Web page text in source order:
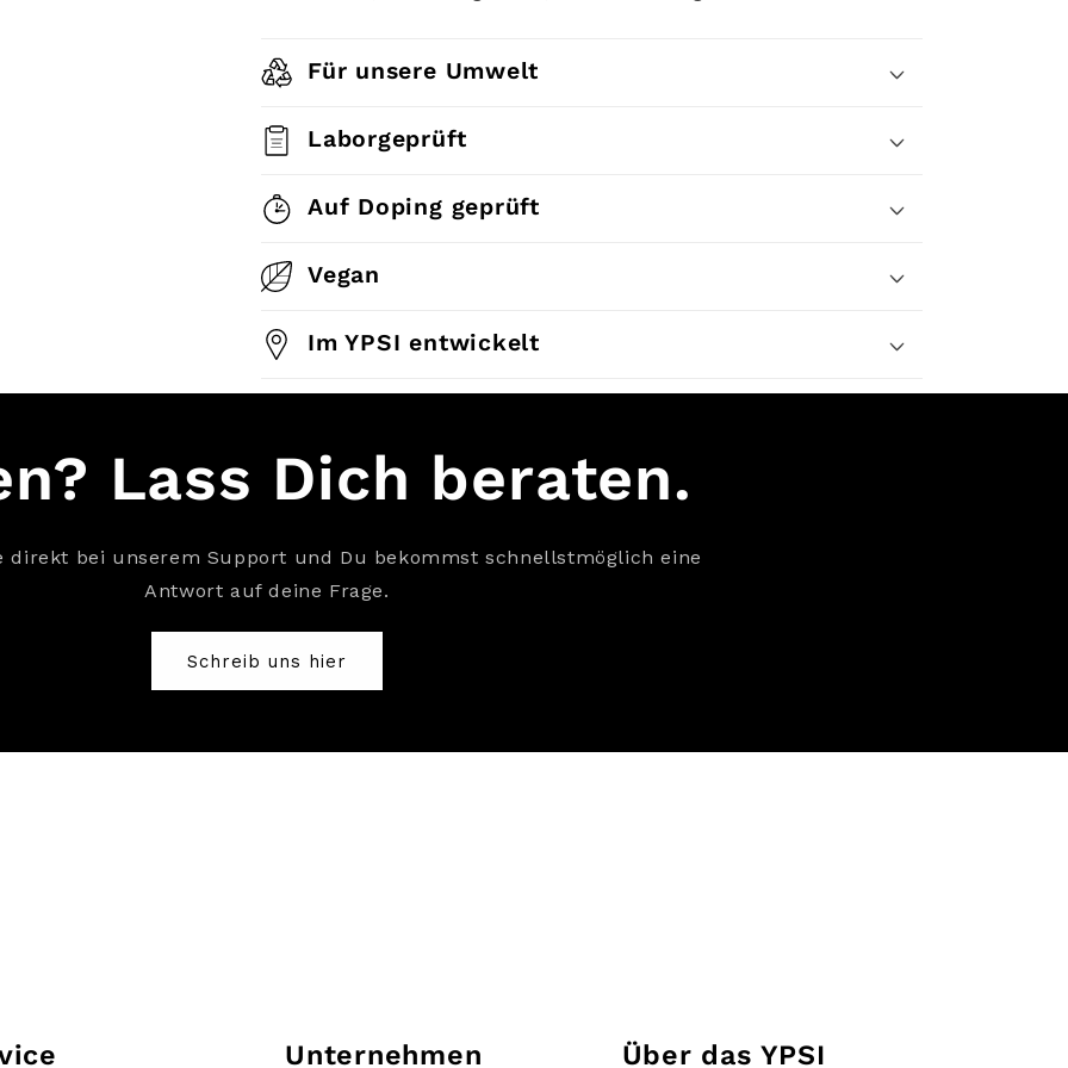
Für unsere Umwelt
Laborgeprüft
Auf Doping geprüft
Vegan
Im YPSI entwickelt
Lass Dich beraten.
direkt bei unserem Support und Du bekommst schnellstmöglich eine
Antwort auf deine Frage.
Schreib uns hier
Unternehmen Über das YPSI